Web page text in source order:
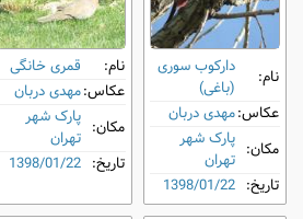
نام:
دارکوب سوری
(باغی)
عکاس:مهدی دربان
مکان: پارک شهر
تهران
تاریخ: 1398/01/22
نام:
قمری خانگی
عکاس:مهدی دربان
مکان: پارک شهر
تهران
تاریخ: 1398/01/22